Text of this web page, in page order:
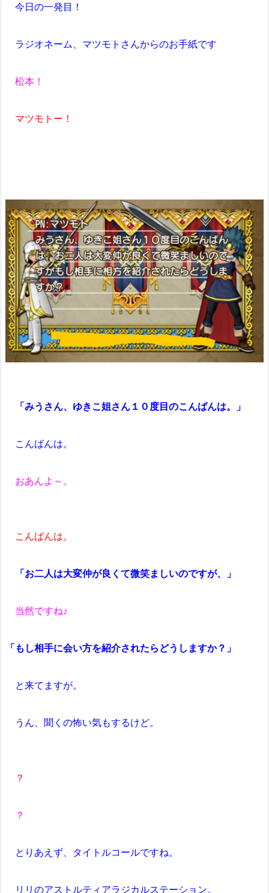
今日の一発目！
ラジオネーム、マツモトさんからのお手紙です
松本！
マツモトー！
「みうさん、ゆきこ姐さん１０度目のこんばんは。」
こんばんは。
おあんよ～。
こんばんは。
「お二人は大変仲が良くて微笑ましいのですが、」
当然ですね♪
「もし相手に会い方を紹介されたらどうしますか？」
と来てますが。
うん、聞くの怖い気もするけど。
？
？
とりあえず、タイトルコールですね。
リリのアストルティアラジカルステーション。